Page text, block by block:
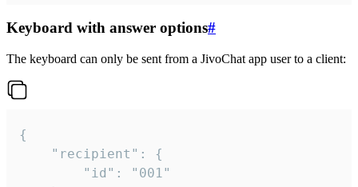
Keyboard with answer options#
The keyboard can only be sent from a JivoChat app user to a client:
{